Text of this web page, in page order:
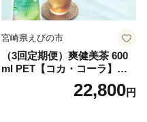
宮崎県えびの市
（3回定期便）爽健美茶 600
ml PET【コカ・コーラ】ペ
ットボトル 1ケース(24本) 定
期便 3回(72本) セット お茶
22,800円